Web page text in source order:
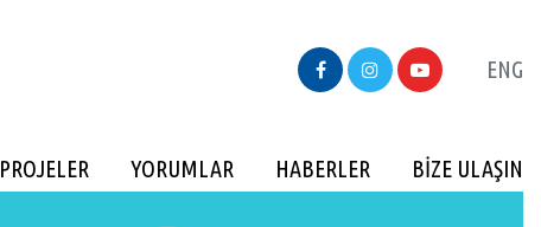
ENG
PROJELER YORUMLAR HABERLER BİZE ULAŞIN